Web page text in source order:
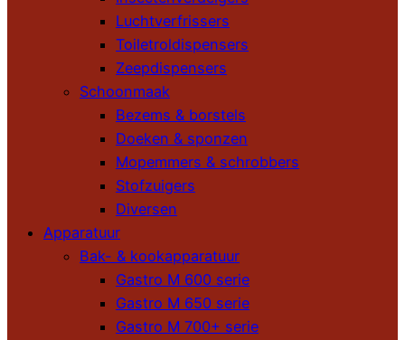
Luchtverfrissers
Toiletroldispensers
Zeepdispensers
Schoonmaak
Bezems & borstels
Doeken & sponzen
Mopemmers & schrobbers
Stofzuigers
Diversen
Apparatuur
Bak- & kookapparatuur
Gastro M 600 serie
Gastro M 650 serie
Gastro M 700+ serie